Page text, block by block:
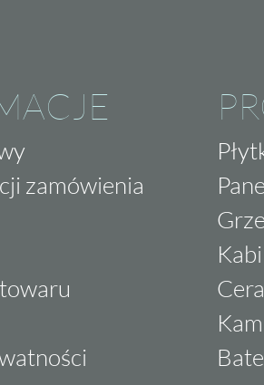
zamówienia